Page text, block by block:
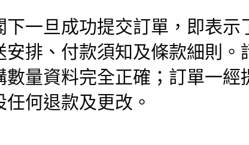
下一旦成功提交訂單，即表示
安排、付款須知及條款細則。
數量資料完全正確；訂單一經
何退款及更改。